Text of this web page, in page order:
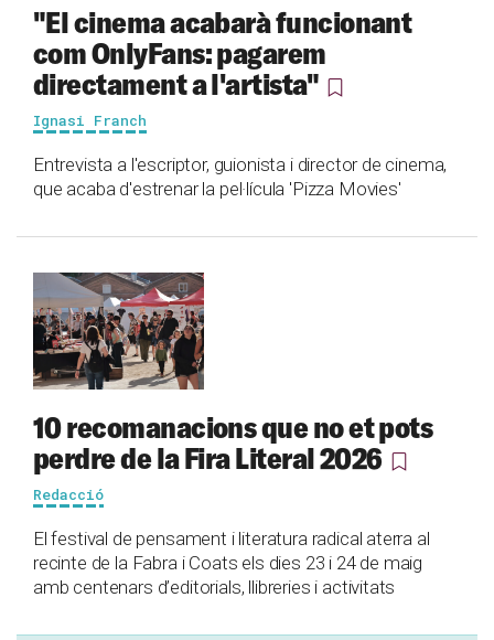
"El cinema acabarà funcionant
com OnlyFans: pagarem
directament a l'artista"
Ignasi Franch
Entrevista a l'escriptor, guionista i director de cinema,
que acaba d'estrenar la pel·lícula 'Pizza Movies'
10 recomanacions que no et pots
perdre de la Fira Literal 2026
Redacció
El festival de pensament i literatura radical aterra al
recinte de la Fabra i Coats els dies 23 i 24 de maig
amb centenars d’editorials, llibreries i activitats